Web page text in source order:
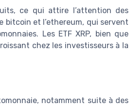
ce qui attire l’attention des
bitcoin et l’ethereum, qui servent
Les ETF XRP, bien que
chez les investisseurs à la
notamment suite à des